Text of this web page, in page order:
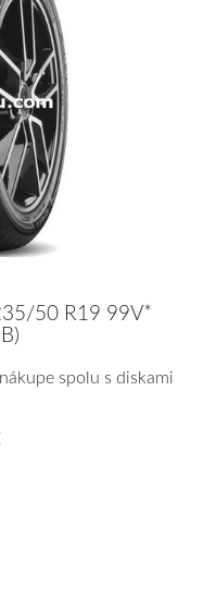
50 R19 99V*
spolu s diskami